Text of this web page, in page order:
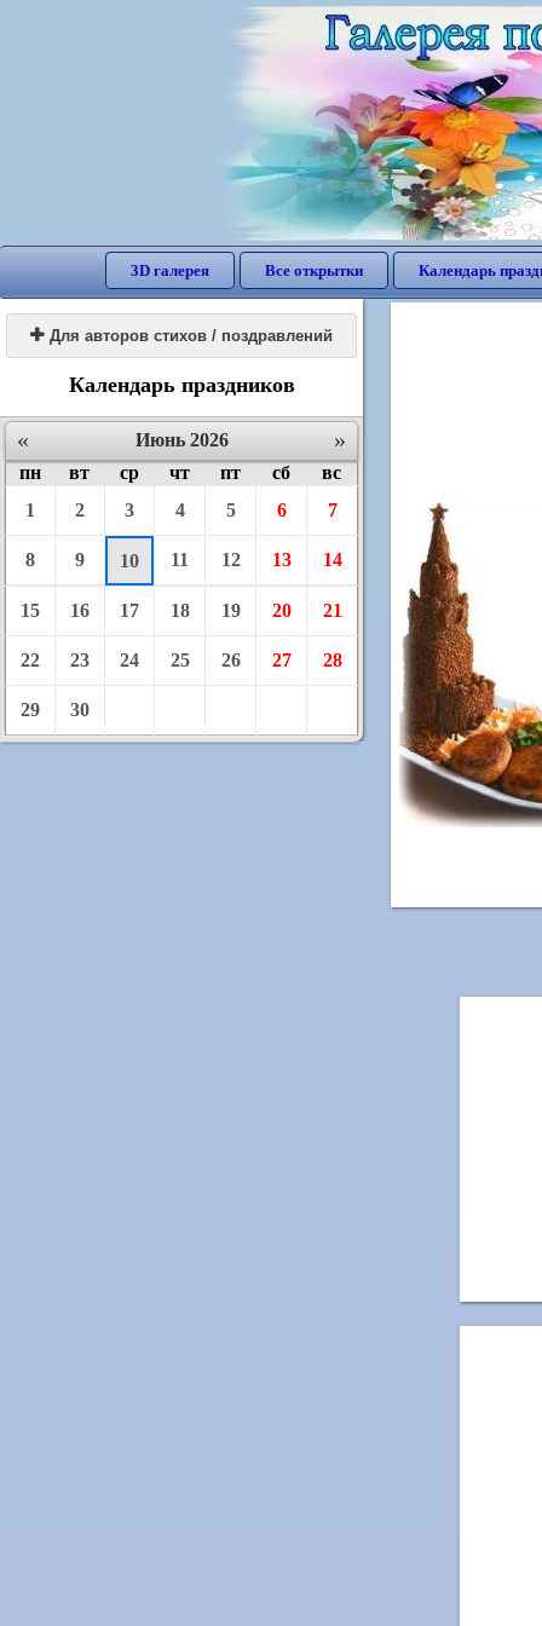
3D галерея Все открытки Календарь
 Для авторов стихов / поздравлений
Календарь праздников
« »
Июнь 2026
пн
вт ср чт пт сб
вс
1
2 3 4 5 6 7
8 9 10 11 12 13 14
15 16 17 18 19 20 21
22 23 24 25 26 27 28
29 30